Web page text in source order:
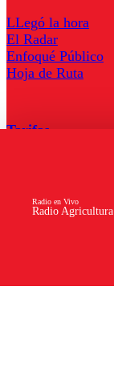
Radio Agricultura
Radio en Vivo
LLegó la hora
El Radar
Enfoqué Público
Hoja de Ruta
Tarifas